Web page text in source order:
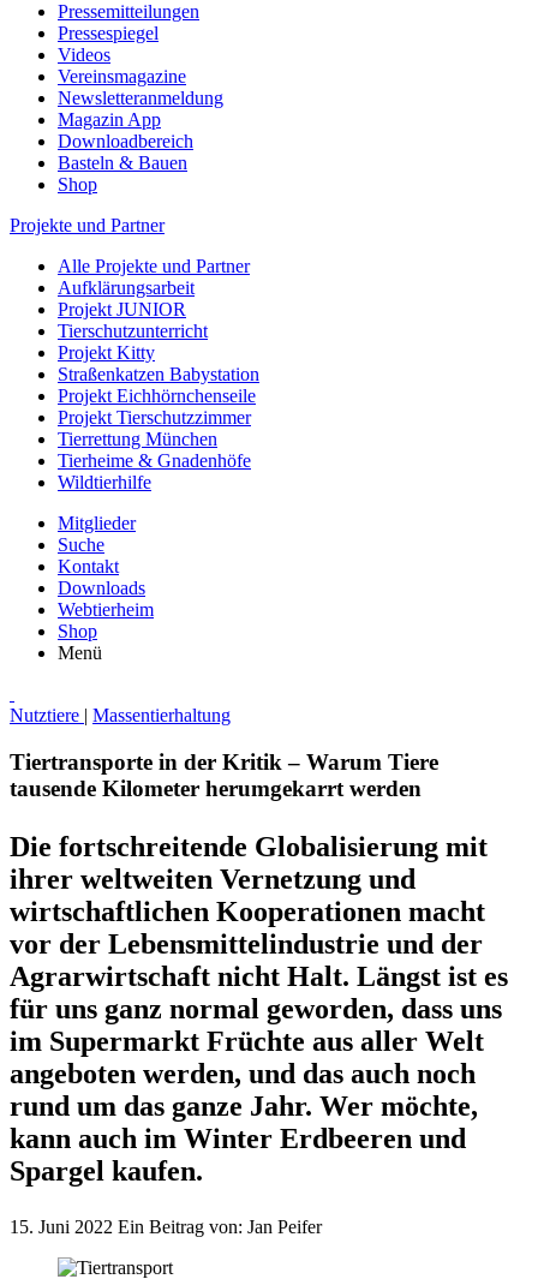
Pressemitteilungen
Pressespiegel
Videos
Vereinsmagazine
Newsletteranmeldung
Magazin App
Downloadbereich
Basteln & Bauen
Shop
Projekte und Partner
Alle Projekte und Partner
Aufklärungsarbeit
Projekt JUNIOR
Tierschutzunterricht
Projekt Kitty
Straßenkatzen Babystation
Projekt Eichhörnchenseile
Projekt Tierschutzzimmer
Tierrettung München
Tierheime & Gnadenhöfe
Wildtierhilfe
Mitglieder
Suche
Kontakt
Downloads
Webtierheim
Shop
Menü
Nutztiere | Massentierhaltung
Tiertransporte in der Kritik – Warum Tiere
tausende Kilometer herumgekarrt werden
Die fortschreitende Globalisierung mit
ihrer weltweiten Vernetzung und
wirtschaftlichen Kooperationen macht
vor der Lebensmittelindustrie und der
Agrarwirtschaft nicht Halt. Längst ist es
für uns ganz normal geworden, dass uns
im Supermarkt Früchte aus aller Welt
angeboten werden, und das auch noch
rund um das ganze Jahr. Wer möchte,
kann auch im Winter Erdbeeren und
Spargel kaufen.
15. Juni 2022 Ein Beitrag von: Jan Peifer